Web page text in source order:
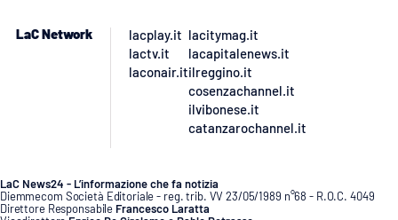
Reggio Calabria
LaC Network
lacplay.it
lactv.it
laconair.it
lacitymag.it
lacapitalenews.it
ilreggino.it
cosenzachannel.it
ilvibonese.it
catanzarochannel.it
LaC News24 - L’informazione che fa notizia
Diemmecom Società Editoriale - reg. trib. VV 23/05/1989 n°68 - R.O.C. 4049
Direttore Responsabile Francesco Laratta